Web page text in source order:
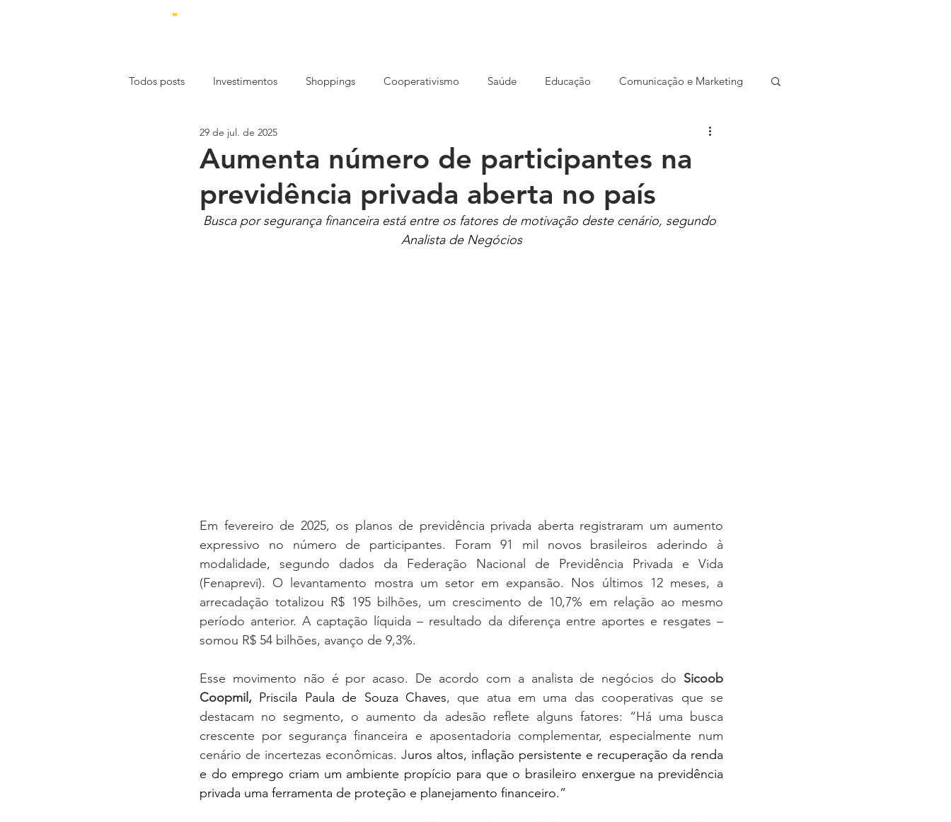
Todos posts Investimentos Shoppings Cooperativismo Saúde Educação Comunicação e Marketing
Economia Startup
Mercado de Trabalho Construção Imóveis Meio ambiente Opinião Varejo
Aumenta número de participantes na
previdência privada aberta no país
29 de jul. de 2025
Busca por segurança financeira está entre os fatores de motivação deste cenário, segundo
Analista de Negócios
Em fevereiro de 2025, os planos de previdência privada aberta registraram um aumento
expressivo no número de participantes. Foram 91 mil novos brasileiros aderindo à
modalidade, segundo dados da Federação Nacional de Previdência Privada e Vida
(Fenaprevi). O levantamento mostra um setor em expansão. Nos últimos 12 meses, a
arrecadação totalizou R$ 195 bilhões, um crescimento de 10,7% em relação ao mesmo
período anterior. A captação líquida – resultado da diferença entre aportes e resgates –
somou R$ 54 bilhões, avanço de 9,3%.
Esse movimento não é por acaso. De acordo com a analista de negócios do Sicoob
Coopmil, Priscila Paula de Souza Chaves, que atua em uma das cooperativas que se
destacam no segmento, o aumento da adesão reflete alguns fatores: “Há uma busca
crescente por segurança financeira e aposentadoria complementar, especialmente num
cenário de incertezas econômicas. Juros altos, inflação persistente e recuperação da renda
e do emprego criam um ambiente propício para que o brasileiro enxergue na previdência
privada uma ferramenta de proteção e planejamento financeiro.”